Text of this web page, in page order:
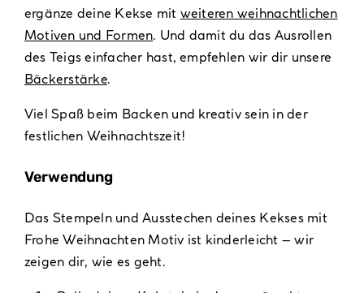
ergänze deine Kekse mit weiteren weihnachtlichen
Motiven und Formen. Und damit du das Ausrollen
des Teigs einfacher hast, empfehlen wir dir unsere
Bäckerstärke.
Viel Spaß beim Backen und kreativ sein in der
festlichen Weihnachtszeit!
Verwendung
Das Stempeln und Ausstechen deines Kekses mit
Frohe Weihnachten Motiv ist kinderleicht – wir
zeigen dir, wie es geht.